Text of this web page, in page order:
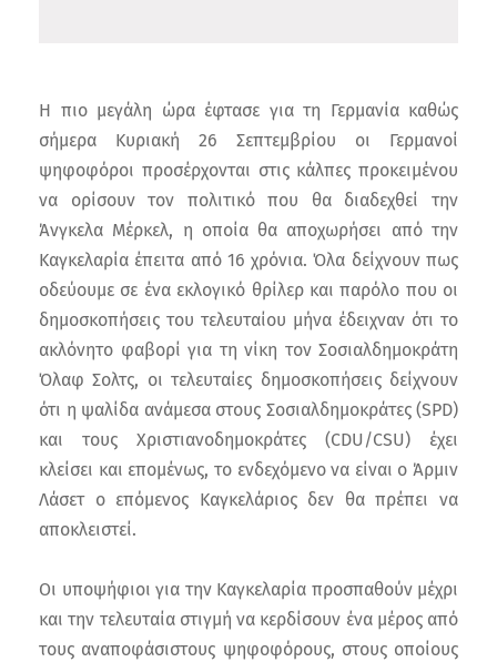
Η πιο μεγάλη ώρα έφτασε για τη Γερμανία καθώς
σήμερα Κυριακή 26 Σεπτεμβρίου οι Γερμανοί
ψηφοφόροι προσέρχονται στις κάλπες προκειμένου
να ορίσουν τον πολιτικό που θα διαδεχθεί την
Άνγκελα Μέρκελ, η οποία θα αποχωρήσει από την
Καγκελαρία έπειτα από 16 χρόνια. Όλα δείχνουν πως
οδεύουμε σε ένα εκλογικό θρίλερ και παρόλο που οι
δημοσκοπήσεις του τελευταίου μήνα έδειχναν ότι το
ακλόνητο φαβορί για τη νίκη τον Σοσιαλδημοκράτη
Όλαφ Σολτς, οι τελευταίες δημοσκοπήσεις δείχνουν
ότι η ψαλίδα ανάμεσα στους Σοσιαλδημοκράτες (SPD)
και τους Χριστιανοδημοκράτες (CDU/CSU) έχει
κλείσει και επομένως, το ενδεχόμενο να είναι ο Άρμιν
Λάσετ ο επόμενος Καγκελάριος δεν θα πρέπει να
αποκλειστεί.
Οι υποψήφιοι για την Καγκελαρία προσπαθούν μέχρι
και την τελευταία στιγμή να κερδίσουν ένα μέρος από
τους αναποφάσιστους ψηφοφόρους, στους οποίους